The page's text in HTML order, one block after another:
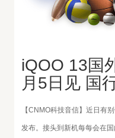
iQOO 13国
月5日见 国
【CNMO科技音信】近日有
发布。接头到新机每每会在